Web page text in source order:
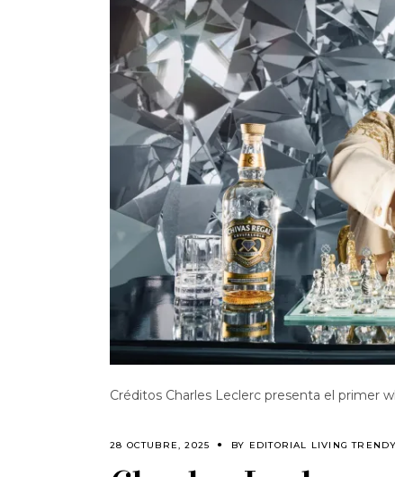
Créditos Charles Leclerc presenta el primer
28 OCTUBRE, 2025 BY EDITORIAL LIVING TRENDY